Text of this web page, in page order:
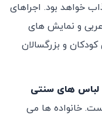
خواهد بود. اجراهای
و نمایش‌ های
و بزرگسالان
لباس ‌های سنتی
خانواده‌ ها می